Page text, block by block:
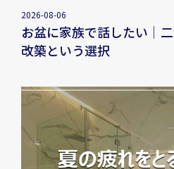
2026-08-06
お盆に家族で話したい｜
改築という選択